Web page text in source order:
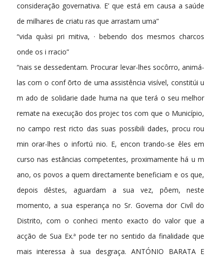
consideração governativa. E’ que está em causa a saúde
de milhares de criatu ras que arrastam uma”
“vida quàsi pri mitiva, · bebendo dos mesmos charcos
onde os i rracio­”
“nais se dessedentam. Procurar levar-lhes socôrro, animá-
las com o conf õrto de uma assistência visível, constitúi u
m ado de solidarie­ dade huma na que terá o seu melhor
remate na execução dos projec­ tos com que o Município,
no campo rest ricto das suas possibili dades, procu rou
min orar-lhes o infortú nio. E, encon trando-se êles em
curso nas estâncias competentes, proximamente há u m
ano, os povos a quem directamente beneficiam e os que,
depois dêstes, aguardam a sua vez, pôem, neste
momento, a sua esperança no Sr. Governa­ dor Civíl do
Distrito, com o conheci mento exacto do valor que a
acção de Sua Ex.ª pode ter no sentido da finalidade que
mais interessa à sua desgraça. ANTÓNIO BARATA E